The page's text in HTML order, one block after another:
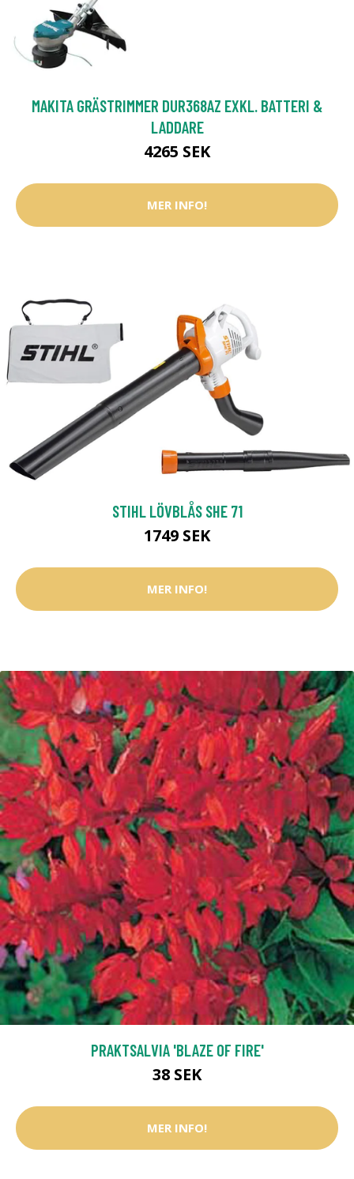
MAKITA GRÄSTRIMMER DUR368AZ EXKL. BATTERI &
LADDARE
4265 SEK
MER INFO!
STIHL LÖVBLÅS SHE 71
1749 SEK
MER INFO!
PRAKTSALVIA 'BLAZE OF FIRE'
38 SEK
MER INFO!